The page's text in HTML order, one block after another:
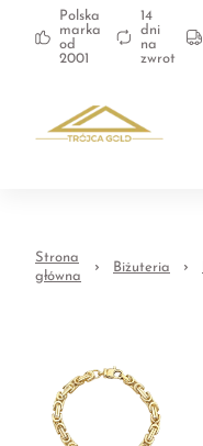
Polska
marka
od
2001
14
dni
na
zwrot
Strona
główna
Biżuteria